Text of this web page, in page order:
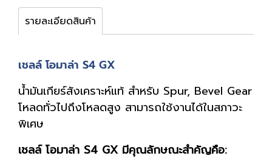
รายละเอียดสินค้า
เชลล์ โอมาล่า S4 GX
น้ำมันเกียร์สังเคราะห์แท้ สำหรับ Spur, Bevel Gear
โหลดทั่วไปถึงโหลดสูง สามารถใช้งานได้ในสภาวะ
พิเศษ
เชลล์ โอมาล่า S4 GX มีคุณลักษณะสำคัญคือ: